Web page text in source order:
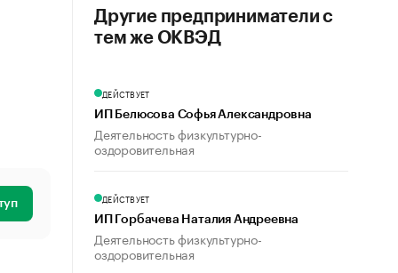
Другие предприниматели с
тем же ОКВЭД
ДЕЙСТВУЕТ
ИП Белюсова Софья Александровна
Деятельность физкультурно-
оздоровительная
ДЕЙСТВУЕТ
ИП Горбачева Наталия Андреевна
Деятельность физкультурно-
оздоровительная